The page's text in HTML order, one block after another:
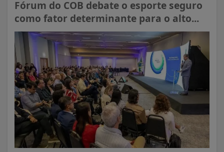
Fórum do COB debate o esporte seguro
como fator determinante para o alto...